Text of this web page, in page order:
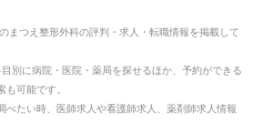
まつえ整形外科の評判・求人・転職情報を掲載して
別に病院・医院・薬局を探せるほか、予約ができる
も可能です。
べたい時、医師求人や看護師求人、薬剤師求人情報